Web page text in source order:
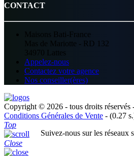
CONTACT
Maisons Bati-France
Mas de Mariotte - RD 132
34970 Lattes
Appelez-nous
Contactez votre agence
Nos conseiller(ères)
Copyright © 2026 - tous droits réservés
Conditions Générales de Vente - (0.27
Suivez-nous sur les réseaux
Top
Close